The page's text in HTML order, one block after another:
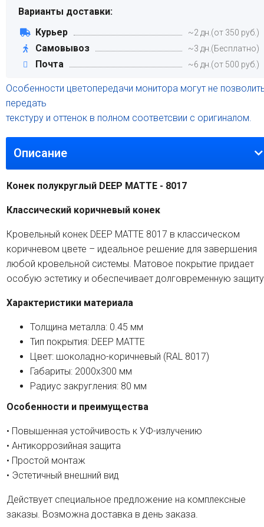
Варианты доставки:
Курьер
~2 дн.(от 350 руб.)
Самовывоз ~3 дн.(Бесплатно)
Почта ~6 дн.(от 500 руб.)
Особенности цветопередачи монитора могут не
передать
текстуру и оттенок в полном соответсвии с оригиналом.
Описание
Конек полукруглый DEEP MATTE - 8017
Классический коричневый конек
Кровельный конек DEEP MATTE 8017 в классическом
коричневом цвете – идеальное решение для завершения
любой кровельной системы. Матовое покрытие придает
особую эстетику и обеспечивает долговременную
Характеристики материала
Толщина металла: 0.45 мм
Тип покрытия: DEEP MATTE
Цвет: шоколадно-коричневый (RAL 8017)
Габариты: 2000х300 мм
Радиус закругления: 80 мм
Особенности и преимущества
• Повышенная устойчивость к УФ-излучению
• Антикоррозийная защита
• Простой монтаж
• Эстетичный внешний вид
Действует специальное предложение на комплексные
заказы. Возможна доставка в день заказа.